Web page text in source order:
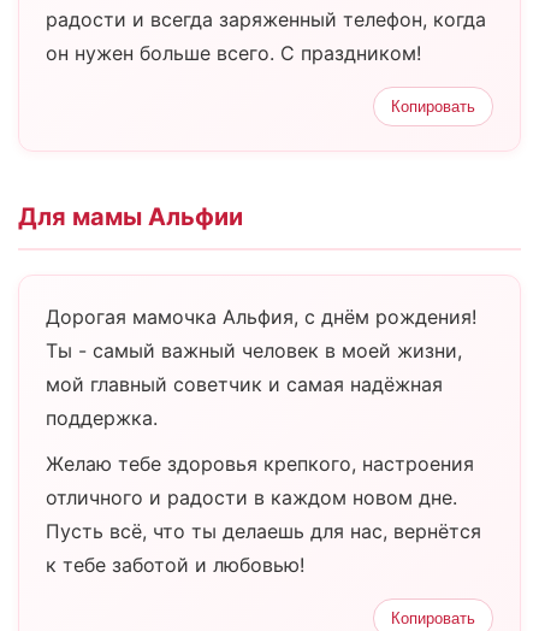
радости и всегда заряженный телефон, когда
он нужен больше всего. С праздником!
Копировать
Для мамы Альфии
Дорогая мамочка Альфия, с днём рождения!
Ты - самый важный человек в моей жизни,
мой главный советчик и самая надёжная
поддержка.
Желаю тебе здоровья крепкого, настроения
отличного и радости в каждом новом дне.
Пусть всё, что ты делаешь для нас, вернётся
к тебе заботой и любовью!
Копировать